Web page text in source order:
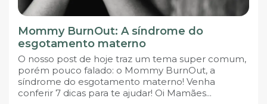
Mommy BurnOut: A síndrome do
esgotamento materno
O nosso post de hoje traz um tema super comum,
porém pouco falado: o Mommy BurnOut, a
síndrome do esgotamento materno! Venha
conferir 7 dicas para te ajudar! Oi Mamães...